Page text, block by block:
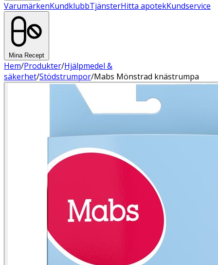
VarumärkenKundklubbTjänsterHitta apotekKundservice
Mina Recept
Hem/Produkter/Hjälpmedel &
säkerhet/Stödstrumpor/Mabs Mönstrad knästrumpa